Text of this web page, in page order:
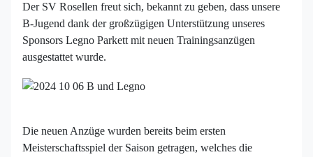
Der SV Rosellen freut sich, bekannt zu geben, dass unsere
B-Jugend dank der großzügigen Unterstützung unseres
Sponsors Legno Parkett mit neuen Trainingsanzügen
ausgestattet wurde.
Die neuen Anzüge wurden bereits beim ersten
Meisterschaftsspiel der Saison getragen, welches die